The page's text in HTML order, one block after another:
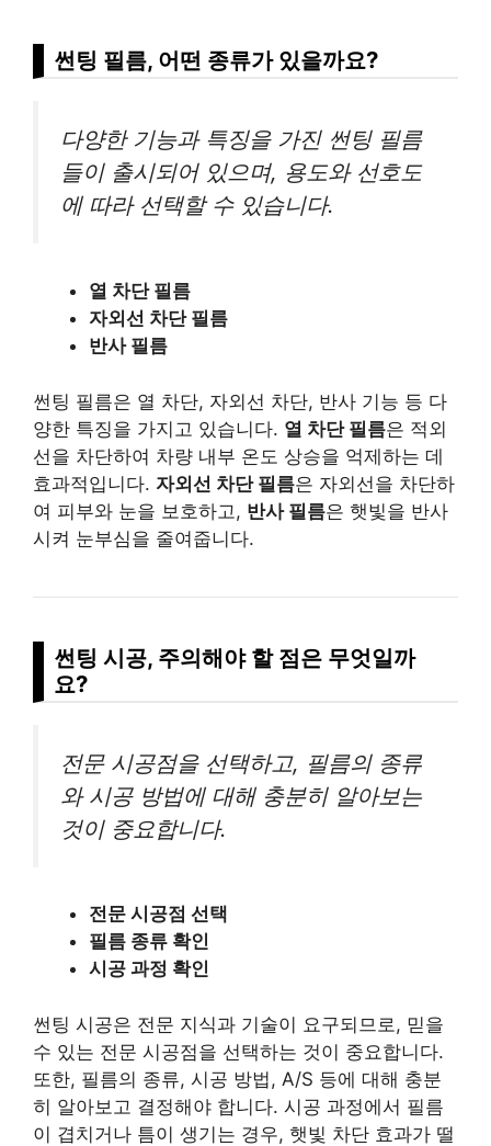
썬팅 필름, 어떤 종류가 있을까요?
다양한 기능과 특징을 가진 썬팅 필름
들이 출시되어 있으며, 용도와 선호도
에 따라 선택할 수 있습니다.
열 차단 필름
자외선 차단 필름
반사 필름
썬팅 필름은 열 차단, 자외선 차단, 반사 기능 등 다
양한 특징을 가지고 있습니다. 열 차단 필름은 적외
선을 차단하여 차량 내부 온도 상승을 억제하는 데
효과적입니다. 자외선 차단 필름은 자외선을 차단하
여 피부와 눈을 보호하고, 반사 필름은 햇빛을 반사
시켜 눈부심을 줄여줍니다.
썬팅 시공, 주의해야 할 점은 무엇일까
요?
전문 시공점을 선택하고, 필름의 종류
와 시공 방법에 대해 충분히 알아보는
것이 중요합니다.
전문 시공점 선택
필름 종류 확인
시공 과정 확인
썬팅 시공은 전문 지식과 기술이 요구되므로, 믿을
수 있는 전문 시공점을 선택하는 것이 중요합니다.
또한, 필름의 종류, 시공 방법, A/S 등에 대해 충분
히 알아보고 결정해야 합니다. 시공 과정에서 필름
이 겹치거나 틈이 생기는 경우, 햇빛 차단 효과가 떨